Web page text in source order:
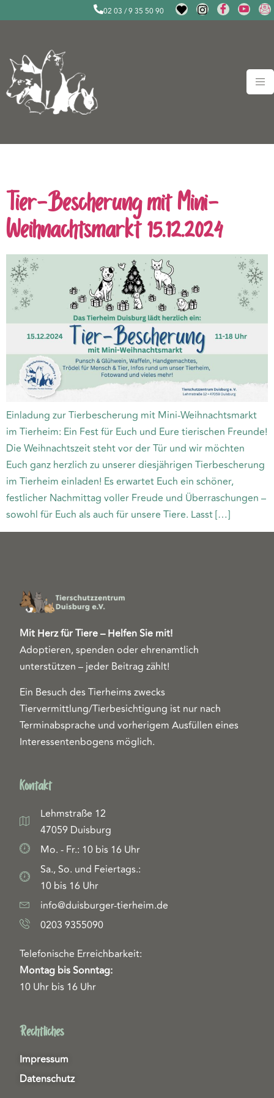
02 03 / 9 35 50 90
Tier-Bescherung mit Mini-
Weihnachtsmarkt 15.12.2024
Einladung zur Tierbescherung mit Mini-Weihnachtsmarkt
im Tierheim: Ein Fest für Euch und Eure tierischen Freunde!
Die Weihnachtszeit steht vor der Tür und wir möchten
Euch ganz herzlich zu unserer diesjährigen Tierbescherung
im Tierheim einladen! Es erwartet Euch ein schöner,
festlicher Nachmittag voller Freude und Überraschungen –
sowohl für Euch als auch für unsere Tiere. Lasst […]
Mit Herz für Tiere – Helfen Sie mit!
Adoptieren, spenden oder ehrenamtlich
unterstützen – jeder Beitrag zählt!
Ein Besuch des Tierheims zwecks
Tiervermittlung/Tierbesichtigung ist nur nach
Terminabsprache und vorherigem Ausfüllen eines
Interessentenbogens möglich.
Kontakt
Lehmstraße 12
47059 Duisburg
Mo. - Fr.: 10 bis 16 Uhr
Sa., So. und Feiertags.:
10 bis 16 Uhr
info@duisburger-tierheim.de
0203 9355090
Telefonische Erreichbarkeit:
Montag bis Sonntag:
10 Uhr bis 16 Uhr
Rechtliches
Impressum
Datenschutz